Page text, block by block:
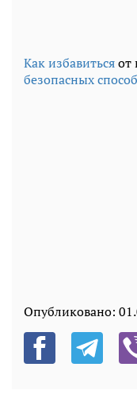
Как избавитьсяот
безопасных
Опубликовано: